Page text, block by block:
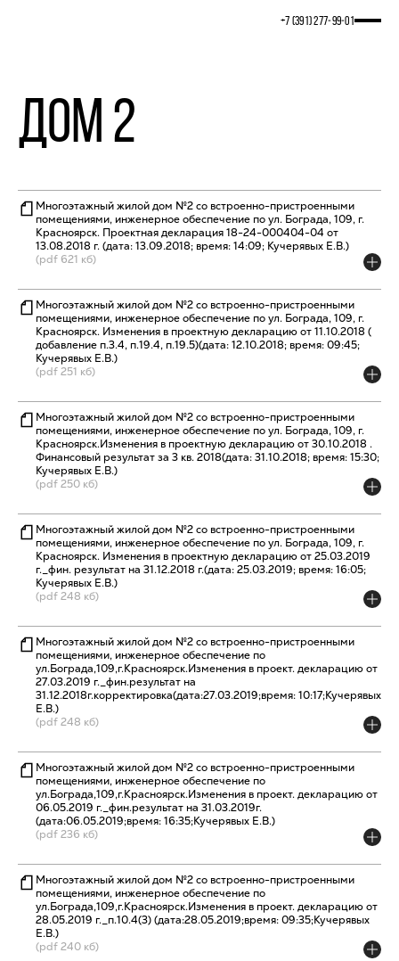
+7 (391) 277‒99‒01
Дом 2
Многоэтажный жилой дом №2 со встроенно-пристроенными
помещениями, инженерное обеспечение по ул. Бограда, 109, г.
Красноярск. Проектная декларация 18-24-000404-04 от
13.08.2018 г. (дата: 13.09.2018; время: 14:09; Кучерявых Е.В.)
(pdf 621 кб)
Многоэтажный жилой дом №2 со встроенно-пристроенными
помещениями, инженерное обеспечение по ул. Бограда, 109, г.
Красноярск. Изменения в проектную декларацию от 11.10.2018 (
добавление п.3.4, п.19.4, п.19.5)(дата: 12.10.2018; время: 09:45;
Кучерявых Е.В.)
(pdf 251 кб)
Многоэтажный жилой дом №2 со встроенно-пристроенными
помещениями, инженерное обеспечение по ул. Бограда, 109, г.
Красноярск.Изменения в проектную декларацию от 30.10.2018 .
Финансовый результат за 3 кв. 2018(дата: 31.10.2018; время: 15:30;
Кучерявых Е.В.)
(pdf 250 кб)
Многоэтажный жилой дом №2 со встроенно-пристроенными
помещениями, инженерное обеспечение по ул. Бограда, 109, г.
Красноярск. Изменения в проектную декларацию от 25.03.2019
г._фин. результат на 31.12.2018 г.(дата: 25.03.2019; время: 16:05;
Кучерявых Е.В.)
(pdf 248 кб)
Многоэтажный жилой дом №2 со встроенно-пристроенными
помещениями, инженерное обеспечение по
ул.Бограда,109,г.Красноярск.Изменения в проект. декларацию от
27.03.2019 г._фин.результат на
31.12.2018г.корректировка(дата:27.03.2019;время: 10:17;Кучерявых
Е.В.)
(pdf 248 кб)
Многоэтажный жилой дом №2 со встроенно-пристроенными
помещениями, инженерное обеспечение по
ул.Бограда,109,г.Красноярск.Изменения в проект. декларацию от
06.05.2019 г._фин.результат на 31.03.2019г.
(дата:06.05.2019;время: 16:35;Кучерявых Е.В.)
(pdf 236 кб)
Многоэтажный жилой дом №2 со встроенно-пристроенными
помещениями, инженерное обеспечение по
ул.Бограда,109,г.Красноярск.Изменения в проект. декларацию от
28.05.2019 г._п.10.4(3) (дата:28.05.2019;время: 09:35;Кучерявых
Е.В.)
(pdf 240 кб)